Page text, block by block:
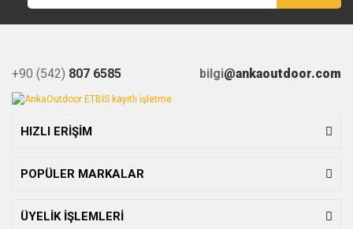
+90 (542) 807 6585 bilgi@ankaoutdoor.com
HIZLI ERİŞİM
POPÜLER MARKALAR
ÜYELİK İŞLEMLERİ